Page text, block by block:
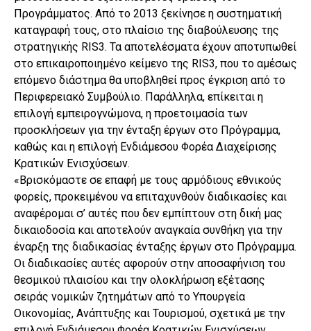
Προγράμματος. Από το 2013 ξεκίνησε η συστηματική
καταγραφή τους, στο πλαίσιο της διαβούλευσης της
στρατηγικής RIS3. Τα αποτελέσματα έχουν αποτυπωθεί
στο επικαιροποιημένο κείμενο της RIS3, που το αμέσως
επόμενο διάστημα θα υποβληθεί προς έγκριση από το
Περιφερειακό Συμβούλιο. Παράλληλα, επίκειται η
επιλογή εμπειρογνώμονα, η προετοιμασία των
προσκλήσεων για την ένταξη έργων στο Πρόγραμμα,
καθώς και η επιλογή Ενδιάμεσου Φορέα Διαχείρισης
Κρατικών Ενισχύσεων.
«Βρισκόμαστε σε επαφή με τους αρμόδιους εθνικούς
φορείς, προκειμένου να επιταχυνθούν διαδικασίες και
αναφέρομαι σ’ αυτές που δεν εμπίπτουν στη δική μας
δικαιοδοσία και αποτελούν αναγκαία συνθήκη για την
έναρξη της διαδικασίας ένταξης έργων στο Πρόγραμμα.
Οι διαδικασίες αυτές αφορούν στην αποσαφήνιση του
θεσμικού πλαισίου και την ολοκλήρωση εξέτασης
σειράς νομικών ζητημάτων από το Υπουργεία
Οικονομίας, Ανάπτυξης και Τουρισμού, σχετικά με την